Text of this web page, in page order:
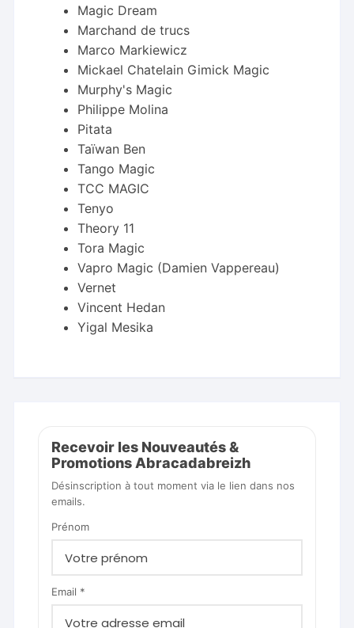
Magic Dream
Marchand de trucs
Marco Markiewicz
Mickael Chatelain Gimick Magic
Murphy's Magic
Philippe Molina
Pitata
Taïwan Ben
Tango Magic
TCC MAGIC
Tenyo
Theory 11
Tora Magic
Vapro Magic (Damien Vappereau)
Vernet
Vincent Hedan
Yigal Mesika
Recevoir les Nouveautés &
Promotions Abracadabreizh
Désinscription à tout moment via le lien dans nos
emails.
Prénom
Email *